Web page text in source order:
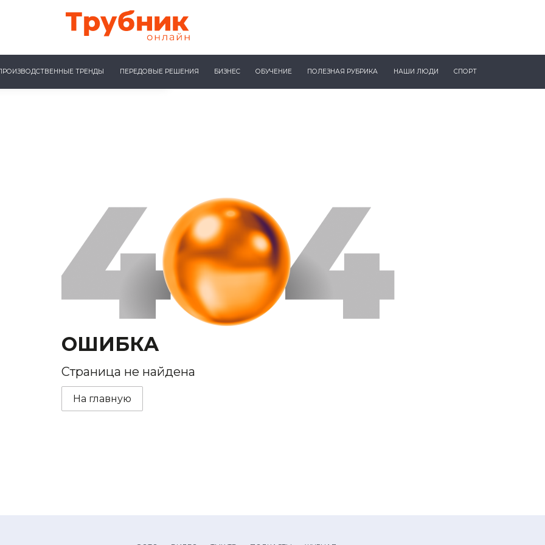
ТРЕНДЫ ПЕРЕДОВЫЕ РЕШЕНИЯ БИЗНЕС ОБУЧЕНИЕ ПОЛЕЗНАЯ РУБРИКА НАШИ ЛЮДИ СПОРТ
ОШИБКА
Страница не найдена
На главную